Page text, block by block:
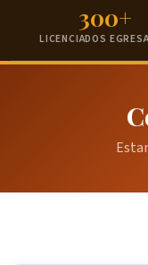
300+
LICENCIADOS